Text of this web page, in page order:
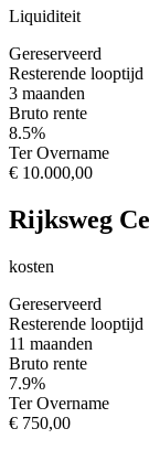
Liquiditeit
Gereserveerd
Resterende looptijd
3 maanden
Bruto rente
8.5%
Ter Overname
€ 10.000,00
Rijksweg
kosten
Gereserveerd
Resterende looptijd
11 maanden
Bruto rente
7.9%
Ter Overname
€ 750,00